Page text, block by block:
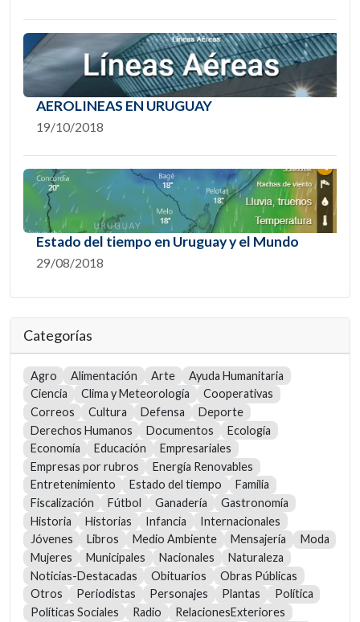
AEROLINEAS EN URUGUAY
19/10/2018
Estado del tiempo en Uruguay y el Mundo
29/08/2018
Categorías
Agro Alimentación Arte
Ayuda Humanitaria
Ciencia
Clima y Meteorología
Cooperativas
Correos
Cultura Defensa
Deporte
Derechos Humanos
Documentos
Ecología
Economía
Educación
Empresariales
Empresas por rubros
Energía Renovables
Entretenimiento
Estado del tiempo
Familia
Fiscalización
Fútbol Ganadería
Gastronomía
Historia
Historias Infancia
Internacionales
Jóvenes
Libros Medio Ambiente Mensajería
Moda
Mujeres
Municipales Nacionales
Naturaleza
Noticias-Destacadas
Obituarios
Obras Públicas
Otros
Periodistas Personajes Plantas
Política
Políticas Sociales
Radio
RelacionesExteriores